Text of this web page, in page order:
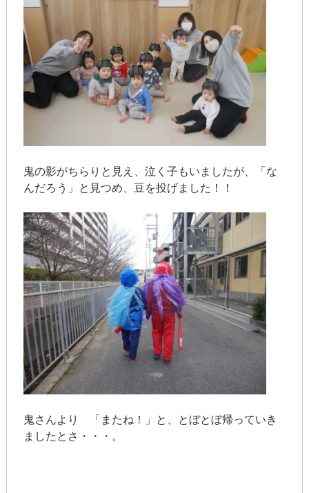
鬼の影がちらりと見え、泣く子もいましたが、「な
んだろう」と見つめ、豆を投げました！！
鬼さんより 「またね！」と、とぼとぼ帰っていき
ましたとさ・・・。